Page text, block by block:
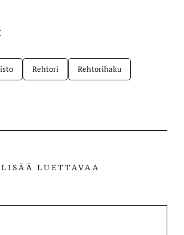
Rehtori Rehtorihaku
LISÄÄ LUETTAVAA